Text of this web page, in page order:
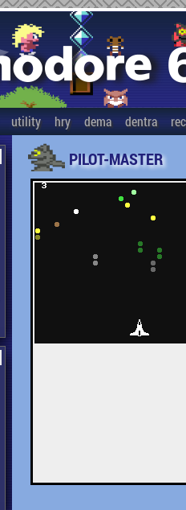
utility hry dema dentra
PILOT-MASTER